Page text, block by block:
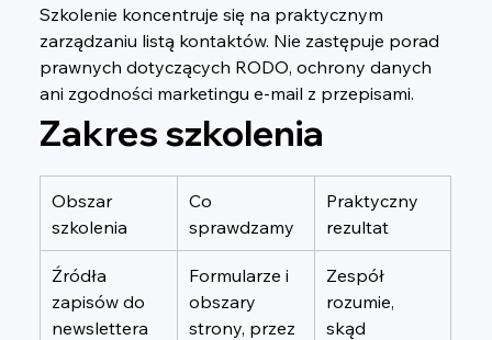
Szkolenie koncentruje się na praktycznym
zarządzaniu listą kontaktów. Nie zastępuje porad
prawnych dotyczących RODO, ochrony danych
ani zgodności marketingu e-mail z przepisami.
Zakres szkolenia
Obszar
szkolenia
Co
sprawdzamy
Praktyczny
rezultat
Źródła
zapisów do
newslettera
Formularze i
obszary
strony, przez
Zespół
rozumie,
skąd